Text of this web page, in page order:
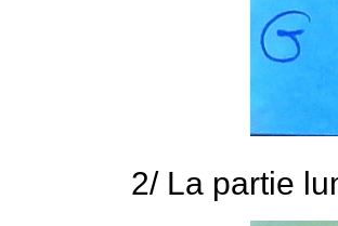
2/ La partie